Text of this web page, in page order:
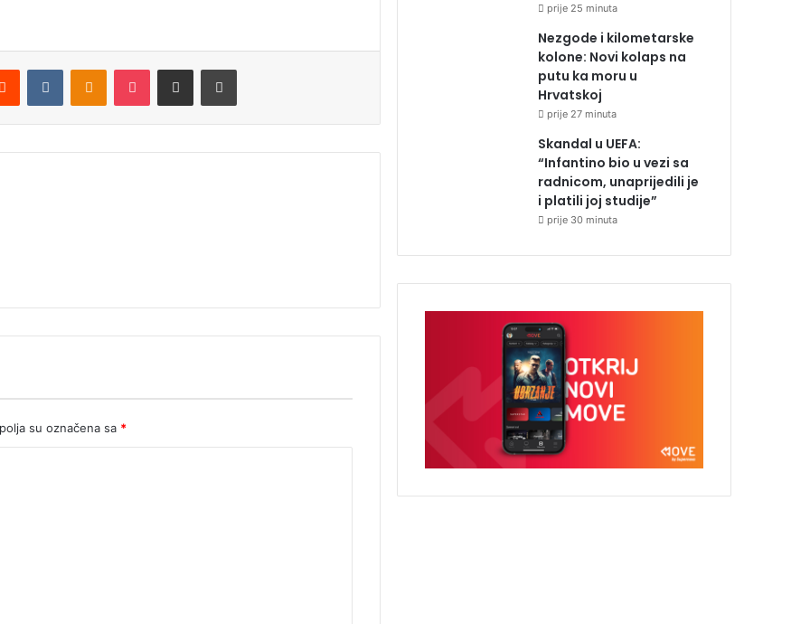
su označena sa *
prije 25 minuta
Nezgode i kilometarske
kolone: Novi kolaps na
putu ka moru u
Hrvatskoj
prije 27 minuta
Skandal u UEFA:
“Infantino bio u vezi sa
radnicom, unaprijedili je
i platili joj studije”
prije 30 minuta